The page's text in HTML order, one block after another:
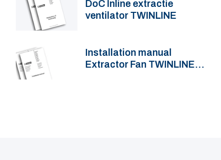
DoC Inline extractie
ventilator TWINLINE
Installation manual
Extractor Fan TWINLINE